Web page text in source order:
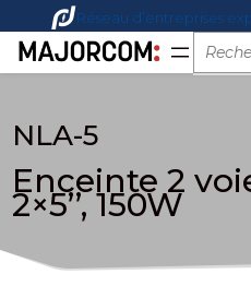
Réseau d’entreprises
NLA-5
Enceinte 2
2×5’’, 150W